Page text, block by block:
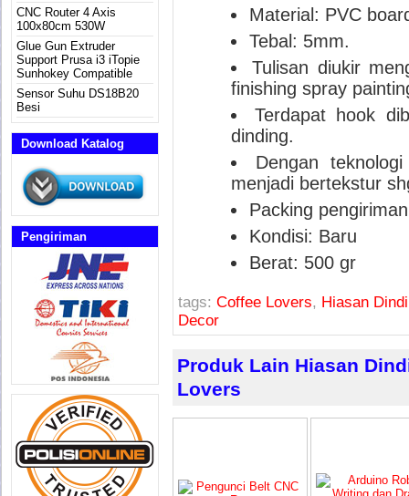
CNC Router 4 Axis
100x80cm 530W
Glue Gun Extruder
Support Prusa i3 iTopie
Sunhokey Compatible
Sensor Suhu DS18B20
Besi
Download Katalog
Pengiriman
Material: PVC
Tebal: 5mm.
Tulisan diukir
finishing spray
Terdapat hook
dinding.
Dengan
menjadi bertekstur
Packing
Kondisi: Baru
Berat: 500 gr
tags: Coffee Lovers, Hiasan
Decor
Produk Lain Hiasan
Lovers